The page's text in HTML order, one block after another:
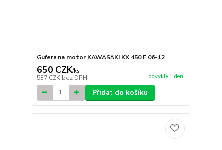
Gufera na motor KAWASAKI KX 450 F 06-12
650 CZK/ks
537 CZK bez DPH obvykle 1 den
Přidat do košíku